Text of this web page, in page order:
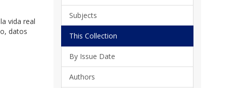
vida real
datos
Subjects
This Collection
By Issue Date
Authors